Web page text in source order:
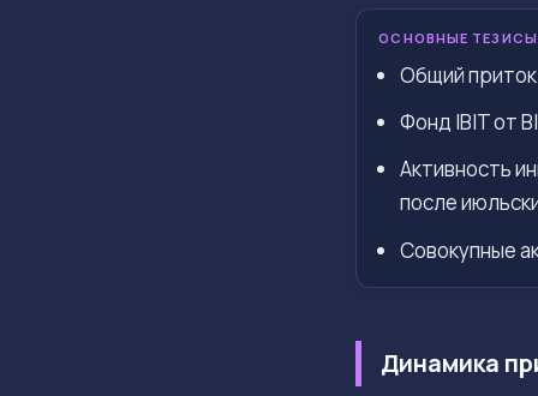
ОСНОВНЫЕ ТЕЗИСЫ
Общий
Фонд IBIT от
Активность
после
Совокупные
Динамика